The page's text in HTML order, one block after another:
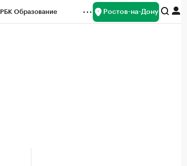
РБК Образование Ростов-на-Дону